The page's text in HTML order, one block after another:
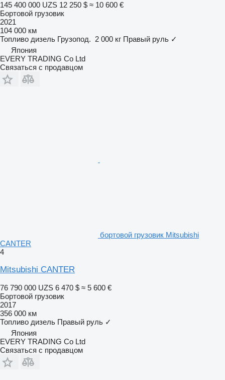
145 400 000 UZS 12 250 $ ≈ 10 600 €
Бортовой грузовик
2021
104 000 км
Топливо дизель Грузопод. 2 000 кг Правый руль ✓
Япония
EVERY TRADING Co Ltd
Связаться с продавцом
бортовой грузовик Mitsubishi
CANTER
4
Mitsubishi CANTER
76 790 000 UZS 6 470 $ ≈ 5 600 €
Бортовой грузовик
2017
356 000 км
Топливо дизель Правый руль ✓
Япония
EVERY TRADING Co Ltd
Связаться с продавцом